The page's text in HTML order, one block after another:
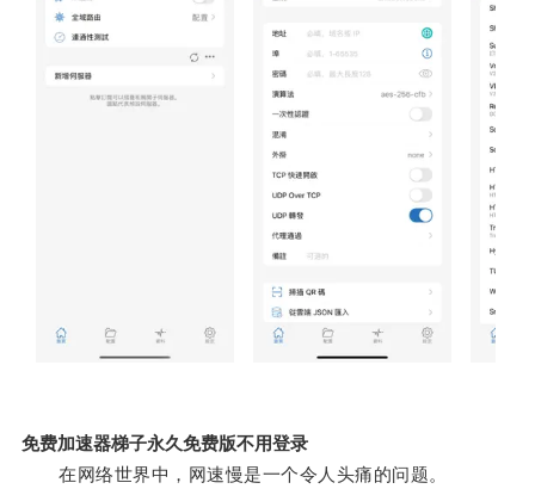
免费加速器梯子永久免费版不用登录
在网络世界中，网速慢是一个令人头痛的问题。